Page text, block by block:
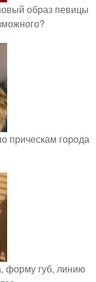
образ певицы
прическам города
форму губ, линию